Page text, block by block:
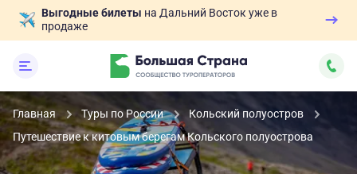
Выгодные билеты на Дальний Восток уже в
продаже
Главная Туры по России
Кольский полуостров
Путешествие к китовым берегам Кольского полуострова